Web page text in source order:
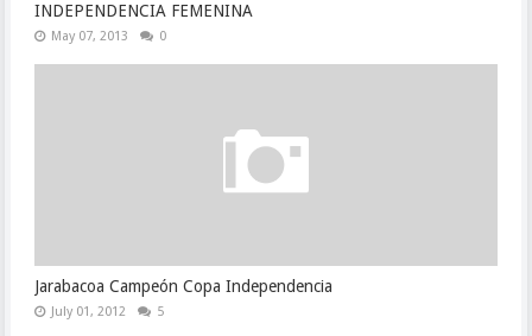
INDEPENDENCIA FEMENINA
May 07, 2013 0
Jarabacoa Campeón Copa Independencia
July 01, 2012 5